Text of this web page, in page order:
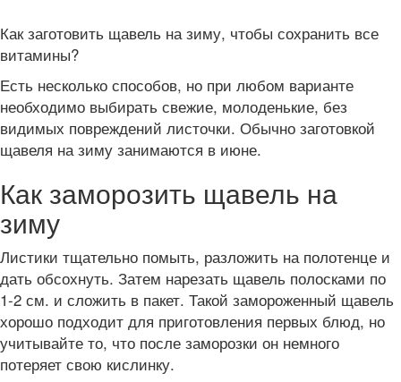
Как заготовить щавель на зиму, чтобы сохранить все
витамины?
Есть несколько способов, но при любом варианте
необходимо выбирать свежие, молоденькие, без
видимых повреждений листочки. Обычно заготовкой
щавеля на зиму занимаются в июне.
Как заморозить щавель на
зиму
Листики тщательно помыть, разложить на полотенце и
дать обсохнуть. Затем нарезать щавель полосками по
1-2 см. и сложить в пакет. Такой замороженный щавель
хорошо подходит для приготовления первых блюд, но
учитывайте то, что после заморозки он немного
потеряет свою кислинку.